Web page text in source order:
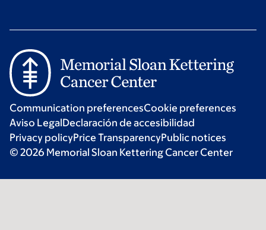
Communication preferencesCookie preferences
Aviso LegalDeclaración de accesibilidad
Privacy policyPrice TransparencyPublic notices
© 2026 Memorial Sloan Kettering Cancer Center